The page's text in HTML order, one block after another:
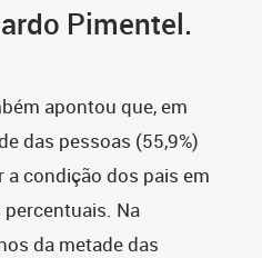
Pimentel.
apontou que, em
das pessoas (55,9%)
condição dos pais em
Na
da metade das